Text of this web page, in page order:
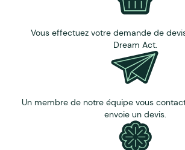
Vous effectuez votre demande de
Dream Act.
Un membre de notre équipe vous
envoie un devis.